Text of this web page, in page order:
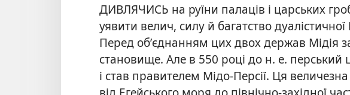
ДИВЛЯЧИСЬ на руїни палаців і царських
уявити велич, силу й багатство дуалістичної
Перед об’єднанням цих двох держав Мідія
становище. Але в 550 році до н. е. перський
і став правителем Мідо-Персії. Ця